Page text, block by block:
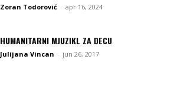
Zoran Todorović - apr 16, 2024
HUMANITARNI MJUZIKL ZA DECU
Julijana Vincan - jun 26, 2017